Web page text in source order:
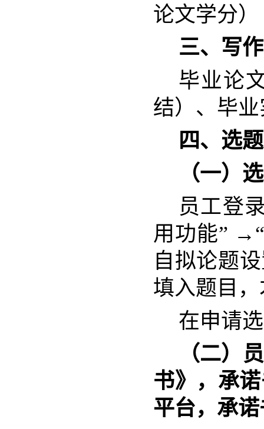
论文学分）
三、写
毕业论
结）、毕
四、选
（一）
员工登
用功能”
自拟论题
填入题目
在申请
（二）
书》，承
平台，承